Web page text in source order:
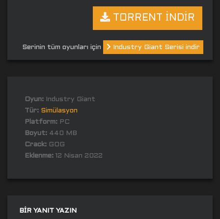
TORRENT İNDİR
Serinin tüm oyunları için Industry Giant Serisi indir
Oyun: Industry Giant
Tür: Simülasyon
Platform: PC
Boyut: 440 MB
Crack: GOG
Eklenme: 12 Nisan 2022
BIR YANIT YAZIN